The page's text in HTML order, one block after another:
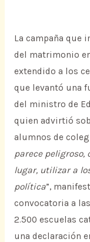
La campaña que
del matrimonio
extendido a los
que levantó una
del ministro de
quien advirtió
alumnos de
parece peligroso,
lugar, utilizar a
política”,
convocatoria a
2.500 escuelas
una declaración